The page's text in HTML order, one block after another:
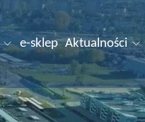
e-sklep Aktualności